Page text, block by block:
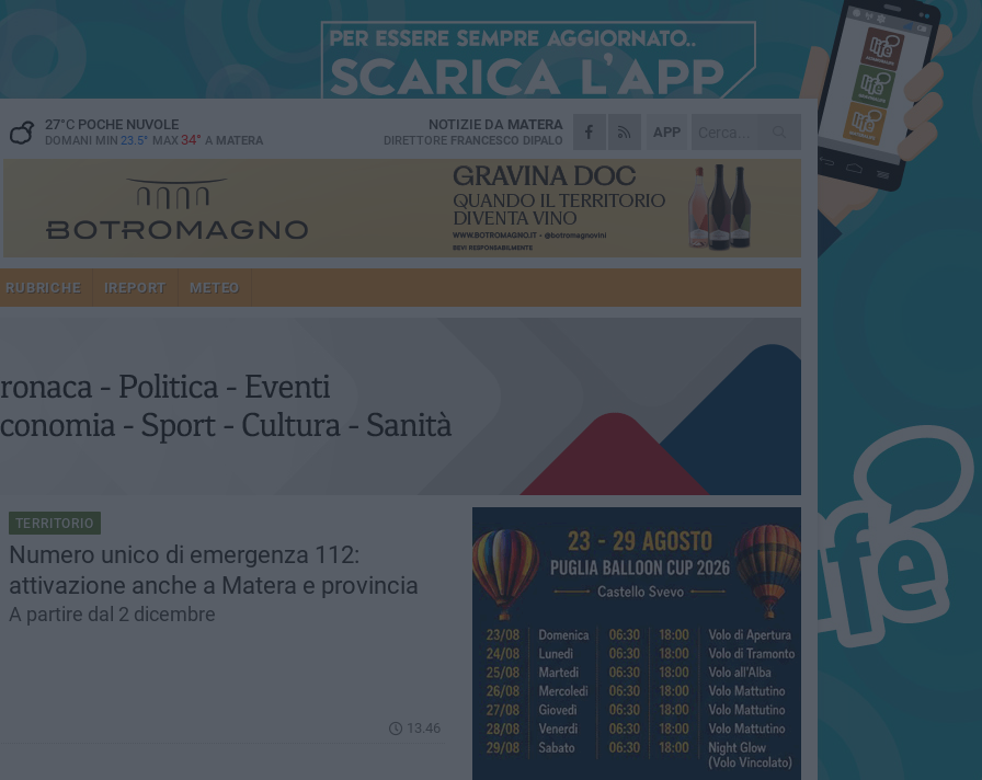
27°CPOCHE NUVOLE
DOMANI MIN 23.5° MAX 34° A MATERA
APP
NOTIZIE DA MATERA
DIRETTORE FRANCESCO DIPALO
RUBRICHE IREPORT METEO
TERRITORIO
Numero unico di emergenza 112:
attivazione anche a Matera e provincia
A partire dal 2 dicembre
13.46